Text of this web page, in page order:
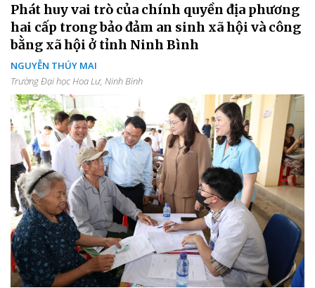
Phát huy vai trò của chính quyền địa phương
hai cấp trong bảo đảm an sinh xã hội và công
bằng xã hội ở tỉnh Ninh Bình
NGUYỄN THÚY MAI
Trường Đại học Hoa Lư, Ninh Bình